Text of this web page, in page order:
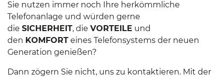
Sie nutzen immer noch Ihre herkömmliche
Telefonanlage und würden gerne
die SICHERHEIT, die VORTEILE und
den KOMFORT eines Telefonsystems der neuen
Generation genießen?
Dann zögern Sie nicht, uns zu kontaktieren. Mit der